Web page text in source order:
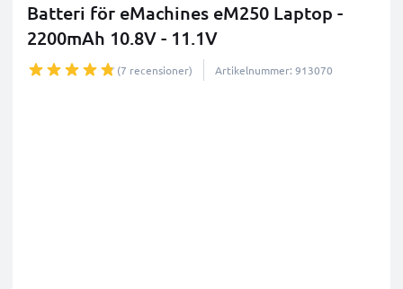
Batteri för eMachines eM250 Laptop -
2200mAh 10.8V - 11.1V
(7 recensioner) Artikelnummer: 913070